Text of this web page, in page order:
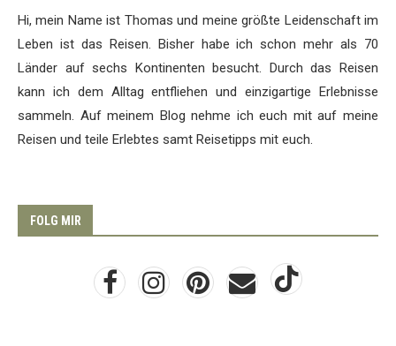
Hi, mein Name ist Thomas und meine größte Leidenschaft im
Leben ist das Reisen. Bisher habe ich schon mehr als 70
Länder auf sechs Kontinenten besucht. Durch das Reisen
kann ich dem Alltag entfliehen und einzigartige Erlebnisse
sammeln. Auf meinem Blog nehme ich euch mit auf meine
Reisen und teile Erlebtes samt Reisetipps mit euch.
FOLG MIR